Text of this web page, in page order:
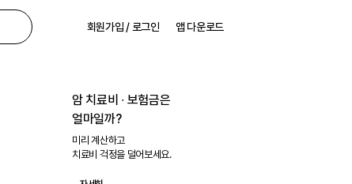
회원가입 / 로그인 앱 다운로드
암 치료비 ∙ 보험금은
얼마일까?
미리 계산하고
치료비 걱정을 덜어보세요.